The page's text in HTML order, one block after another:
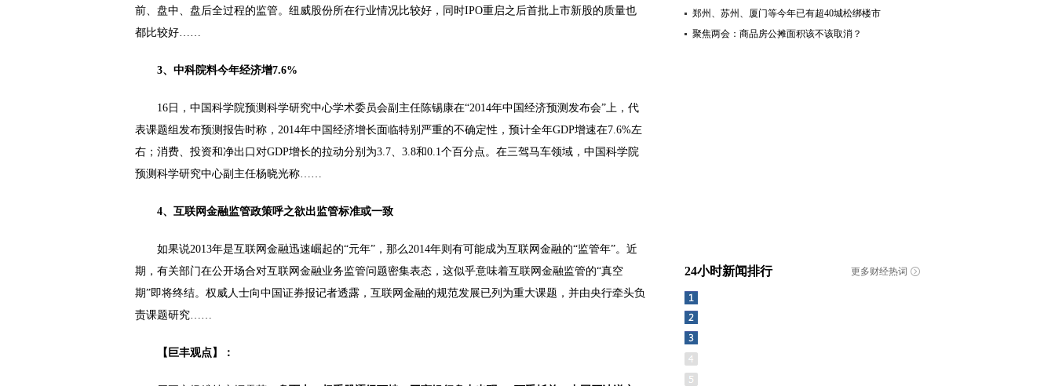
前、盘中、盘后全过程的监管。纽威股份所在行业情况比较好，同时IPO重启之后首批上市新股的质量也
都比较好……
3、中科院料今年经济增7.6%
16日，中国科学院预测科学研究中心学术委员会副主任陈锡康在“2014年中国经济预测发布会”上，代
表课题组发布预测报告时称，2014年中国经济增长面临特别严重的不确定性，预计全年GDP增速在7.6%左
右；消费、投资和净出口对GDP增长的拉动分别为3.7、3.8和0.1个百分点。在三驾马车领域，中国科学院
预测科学研究中心副主任杨晓光称……
4、互联网金融监管政策呼之欲出监管标准或一致
如果说2013年是互联网金融迅速崛起的“元年”，那么2014年则有可能成为互联网金融的“监管年”。近
期，有关部门在公开场合对互联网金融业务监管问题密集表态，这似乎意味着互联网金融监管的“真空
期”即将终结。权威人士向中国证券报记者透露，互联网金融的规范发展已列为重大课题，并由央行牵头负
责课题研究……
【巨丰观点】：
郑州、苏州、厦门等今年已有超40城松绑楼市
聚焦两会：商品房公摊面积该不该取消？
更多财经热词
24小时新闻排行